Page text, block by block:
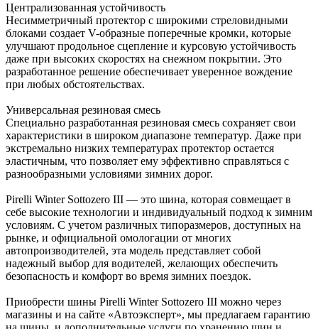
Централизованная устойчивость
Не­симметричный протектор с широкими стреловидными
блоками создает V-образные поперечные кромки, которые
улучшают продольное сцепление и курсовую устойчивость
даже при высоких скоростях на снежном покрытии. Это
разработанное решение обеспечивает уверенное вождение
при любых обстоятельствах.
Универсальная резиновая смесь
Специально разработанная резиновая смесь сохраняет свои
характеристики в широком диапазоне температур. Даже при
экстремально низких температурах протектор остается
эластичным, что позволяет ему эффективно справляться с
разнообразными условиями зимних дорог.
Pirelli Winter Sottozero III — это шина, которая совмещает в
себе высокие технологии и индивидуальный подход к зимним
условиям. С учетом различных типоразмеров, доступных на
рынке, и официальной омологации от многих
автопроизводителей, эта модель представляет собой
надежный выбор для водителей, желающих обеспечить
безопасность и комфорт во время зимних поездок.
Приобрести шины Pirelli Winter Sottozero III можно через
магазины и на сайте «Автоэксперт», мы предлагаем гарантию